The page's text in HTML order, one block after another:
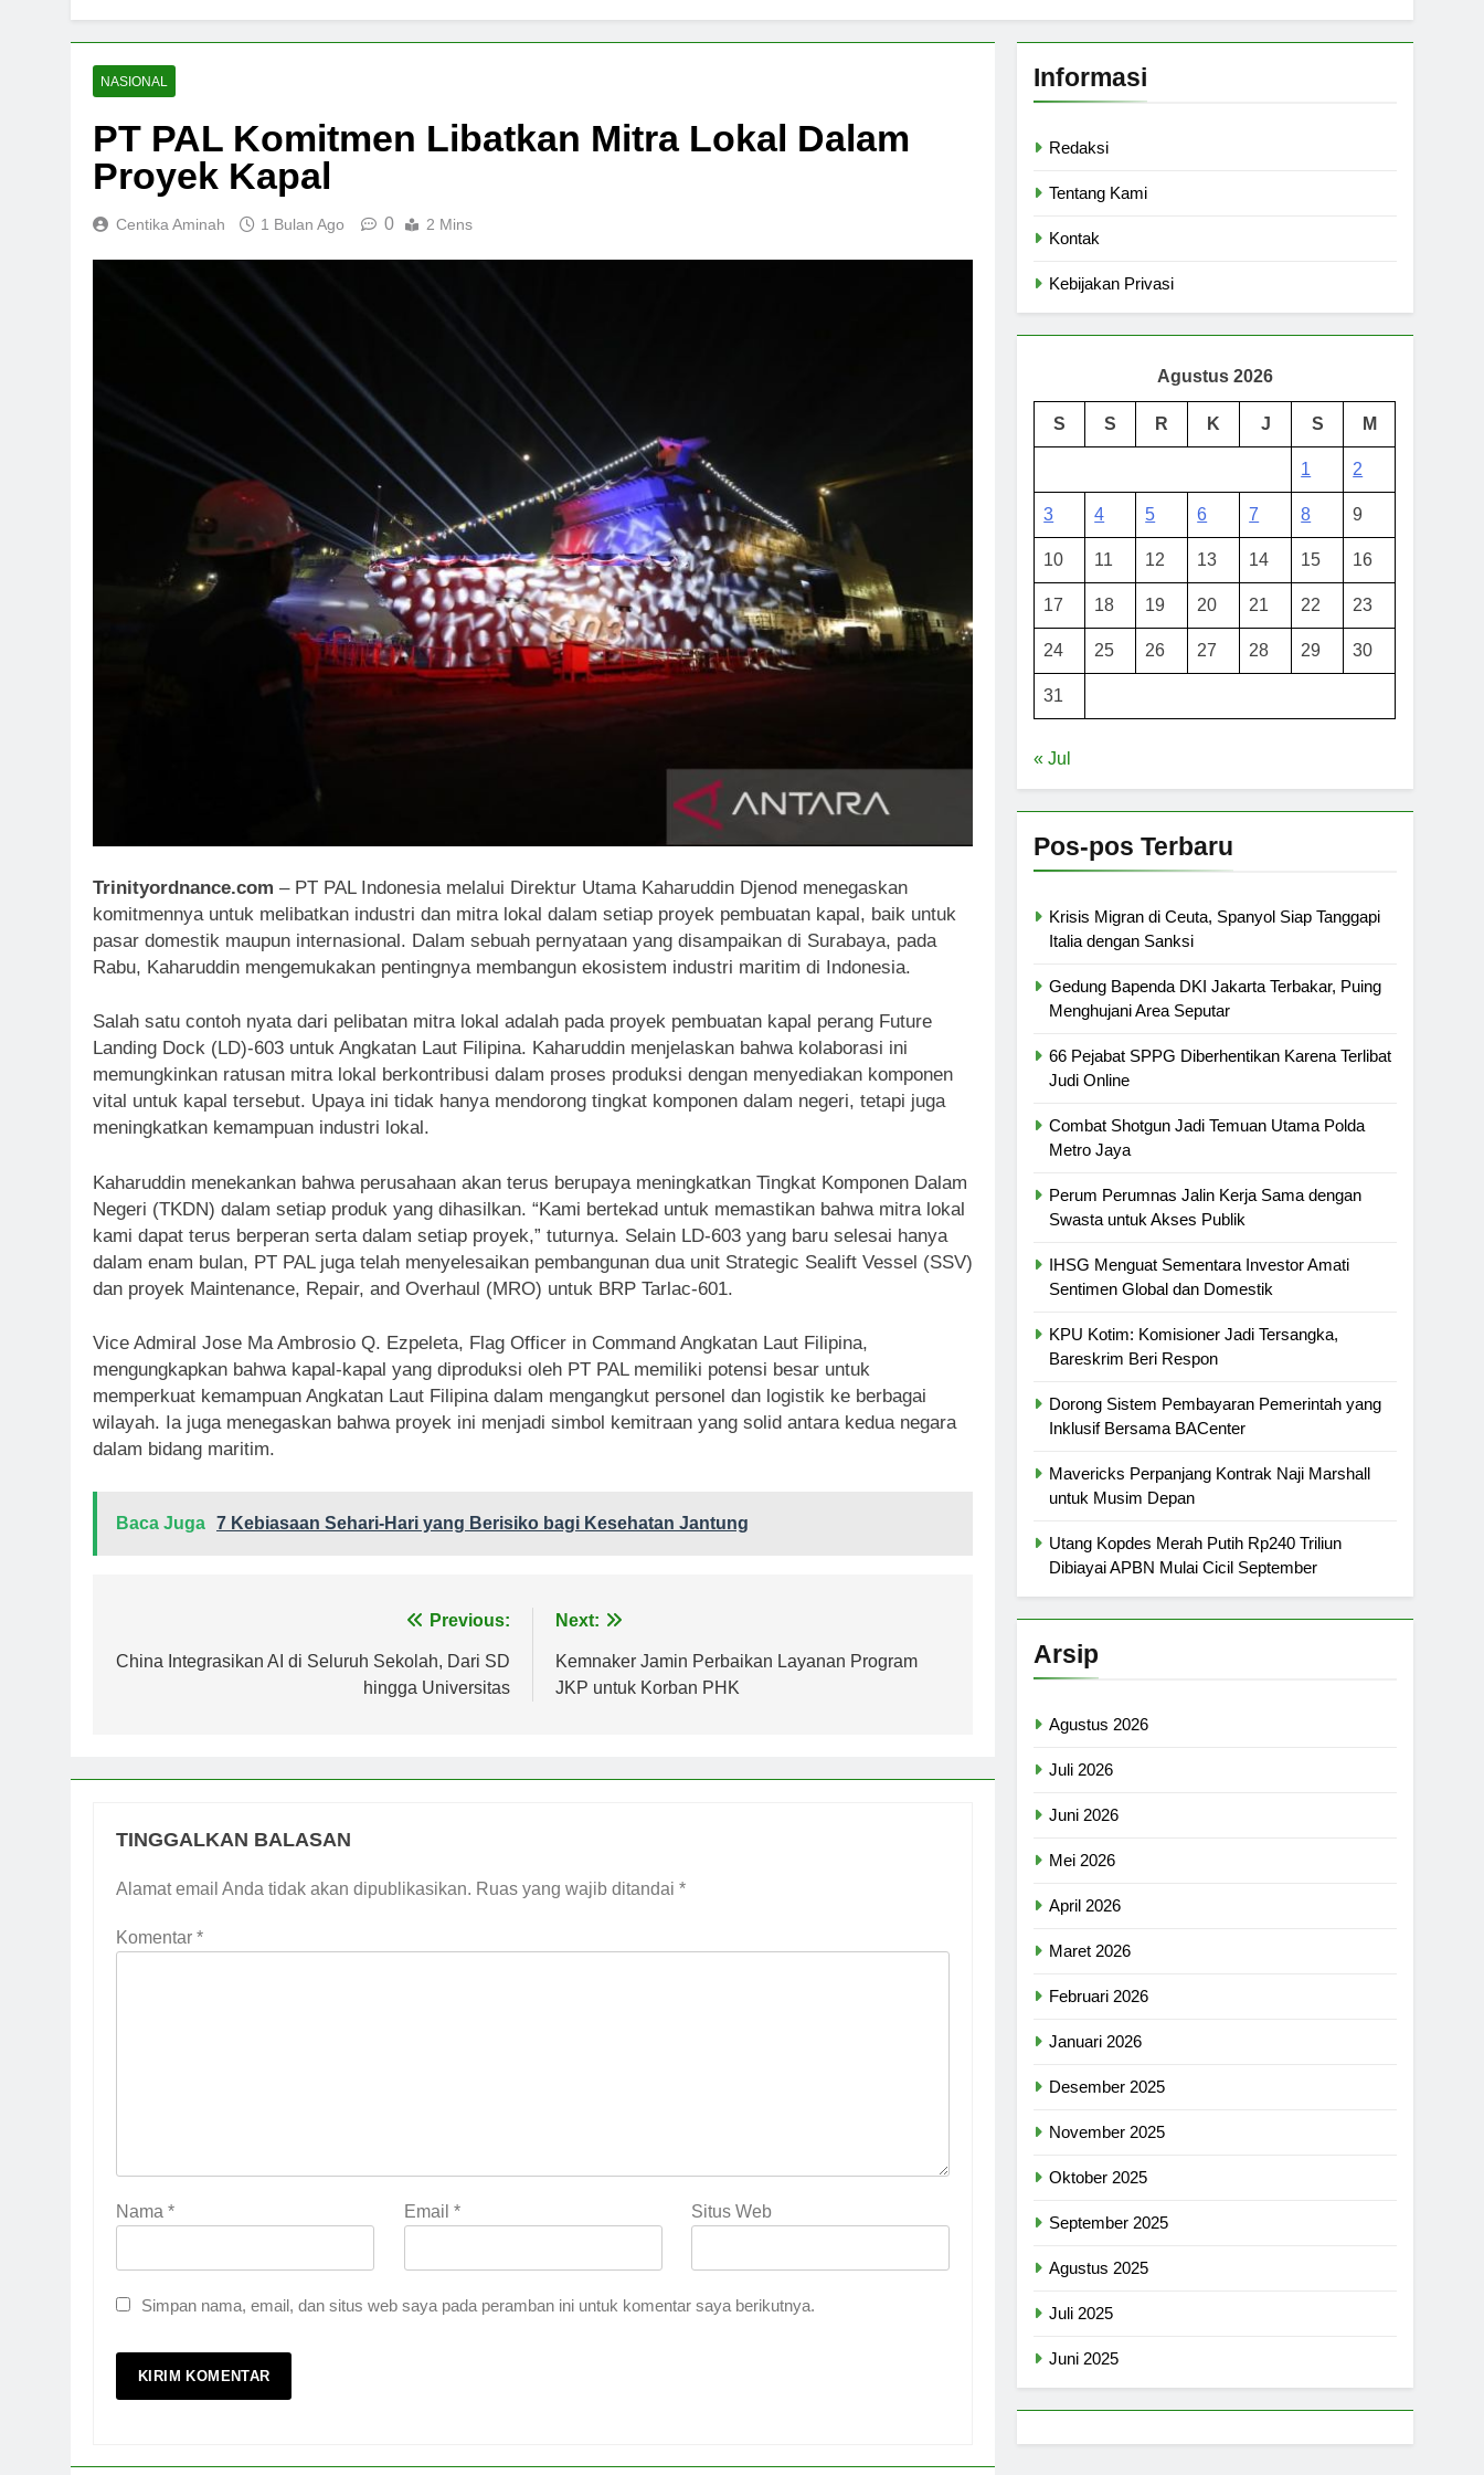
NASIONAL
PT PAL Komitmen Libatkan Mitra Lokal Dalam
Proyek Kapal
Centika Aminah 1 Bulan Ago 0 2 Mins
Trinityordnance.com – PT PAL Indonesia melalui Direktur Utama Kaharuddin Djenod menegaskan
komitmennya untuk melibatkan industri dan mitra lokal dalam setiap proyek pembuatan kapal, baik untuk
pasar domestik maupun internasional. Dalam sebuah pernyataan yang disampaikan di Surabaya, pada
Rabu, Kaharuddin mengemukakan pentingnya membangun ekosistem industri maritim di Indonesia.
Salah satu contoh nyata dari pelibatan mitra lokal adalah pada proyek pembuatan kapal perang Future
Landing Dock (LD)-603 untuk Angkatan Laut Filipina. Kaharuddin menjelaskan bahwa kolaborasi ini
memungkinkan ratusan mitra lokal berkontribusi dalam proses produksi dengan menyediakan komponen
vital untuk kapal tersebut. Upaya ini tidak hanya mendorong tingkat komponen dalam negeri, tetapi juga
meningkatkan kemampuan industri lokal.
Kaharuddin menekankan bahwa perusahaan akan terus berupaya meningkatkan Tingkat Komponen Dalam
Negeri (TKDN) dalam setiap produk yang dihasilkan. “Kami bertekad untuk memastikan bahwa mitra lokal
kami dapat terus berperan serta dalam setiap proyek,” tuturnya. Selain LD-603 yang baru selesai hanya
dalam enam bulan, PT PAL juga telah menyelesaikan pembangunan dua unit Strategic Sealift Vessel (SSV)
dan proyek Maintenance, Repair, and Overhaul (MRO) untuk BRP Tarlac-601.
Vice Admiral Jose Ma Ambrosio Q. Ezpeleta, Flag Officer in Command Angkatan Laut Filipina,
mengungkapkan bahwa kapal-kapal yang diproduksi oleh PT PAL memiliki potensi besar untuk
memperkuat kemampuan Angkatan Laut Filipina dalam mengangkut personel dan logistik ke berbagai
wilayah. Ia juga menegaskan bahwa proyek ini menjadi simbol kemitraan yang solid antara kedua negara
dalam bidang maritim.
Baca Juga 7 Kebiasaan Sehari-Hari yang Berisiko bagi Kesehatan Jantung
pos
Previous:
China Integrasikan AI di Seluruh Sekolah, Dari SD
hingga Universitas
Next:
Kemnaker Jamin Perbaikan Layanan Program
JKP untuk Korban PHK
TINGGALKAN BALASAN
Alamat email Anda tidak akan dipublikasikan. Ruas yang wajib ditandai *
Komentar *
Nama * Email * Situs Web
Simpan nama, email, dan situs web saya pada peramban ini untuk komentar saya berikutnya.
Informasi
Redaksi
Tentang Kami
Kontak
Kebijakan Privasi
Agustus 2026
S S R K J S M
1 2
3 4 5 6 7 8 9
10 11 12 13 14 15 16
17 18 19 20 21 22 23
24 25 26 27 28 29 30
31
« Jul
Pos-pos Terbaru
Krisis Migran di Ceuta, Spanyol Siap Tanggapi
Italia dengan Sanksi
Gedung Bapenda DKI Jakarta Terbakar, Puing
Menghujani Area Seputar
66 Pejabat SPPG Diberhentikan Karena Terlibat
Judi Online
Combat Shotgun Jadi Temuan Utama Polda
Metro Jaya
Perum Perumnas Jalin Kerja Sama dengan
Swasta untuk Akses Publik
IHSG Menguat Sementara Investor Amati
Sentimen Global dan Domestik
KPU Kotim: Komisioner Jadi Tersangka,
Bareskrim Beri Respon
Dorong Sistem Pembayaran Pemerintah yang
Inklusif Bersama BACenter
Mavericks Perpanjang Kontrak Naji Marshall
untuk Musim Depan
Utang Kopdes Merah Putih Rp240 Triliun
Dibiayai APBN Mulai Cicil September
Arsip
Agustus 2026
Juli 2026
Juni 2026
Mei 2026
April 2026
Maret 2026
Februari 2026
Januari 2026
Desember 2025
November 2025
Oktober 2025
September 2025
Agustus 2025
Juli 2025
Juni 2025